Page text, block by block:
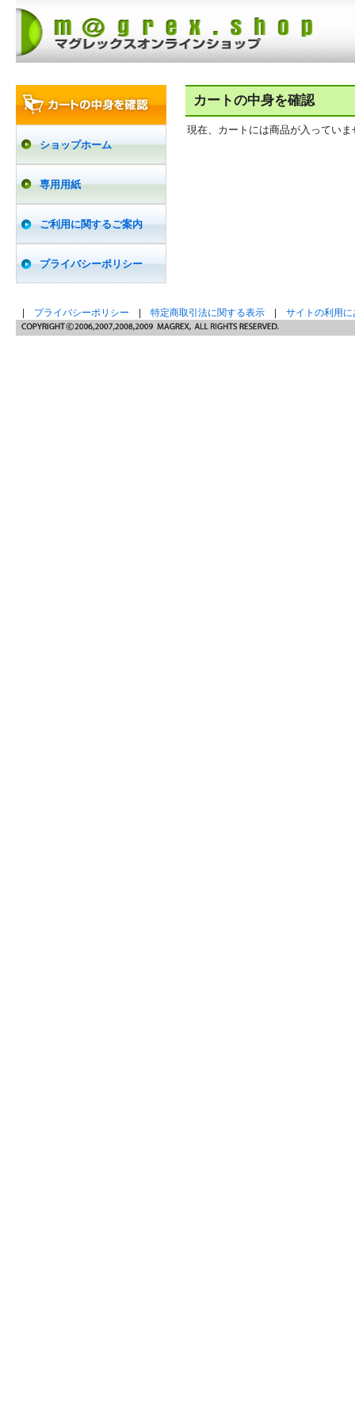
ショップホーム
専用用紙
ご利用に関するご案内
プライバシーポリシー
カートの中身を確認
現在、カートには商品が入っていま
プライバシーポリシー 特定商取引法に関する表示 サイトの利用に